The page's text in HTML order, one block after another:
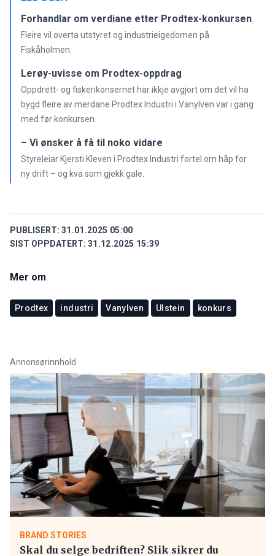
Forhandlar om verdiane etter Prodtex-konkursen
Fleire vil overta utstyret og industrieigedomen på
Fiskåholmen.
Lerøy-uvisse om Prodtex-oppdrag
Oppdrett- og fiskerikonsernet har ikkje avgjort om det vil ha
bygd fleire av merdane Prodtex Industri i Vanylven var i gang
med før konkursen.
– Vi ønsker å få til noko vidare
Styreleiar Kjersti Kleven i Prodtex Industri fortel om håp for
ny drift – og kva som gjekk gale.
PUBLISERT: 31.01.2025 05:00
SIST OPPDATERT: 31.12.2025 15:39
Mer om
Prodtex industri Vanylven Ulstein konkurs
Annonsørinnhold
BRAND STORIES
Skal du selge bedriften? Slik sikrer du